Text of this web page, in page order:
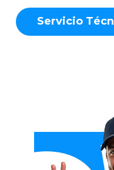
Servicio Técn